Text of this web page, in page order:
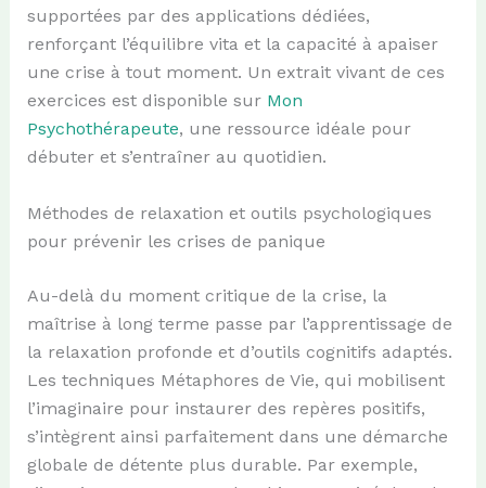
supportées par des applications dédiées,
renforçant l’équilibre vita et la capacité à apaiser
une crise à tout moment. Un extrait vivant de ces
exercices est disponible sur Mon
Psychothérapeute, une ressource idéale pour
débuter et s’entraîner au quotidien.
Méthodes de relaxation et outils psychologiques
pour prévenir les crises de panique
Au-delà du moment critique de la crise, la
maîtrise à long terme passe par l’apprentissage de
la relaxation profonde et d’outils cognitifs adaptés.
Les techniques Métaphores de Vie, qui mobilisent
l’imaginaire pour instaurer des repères positifs,
s’intègrent ainsi parfaitement dans une démarche
globale de détente plus durable. Par exemple,